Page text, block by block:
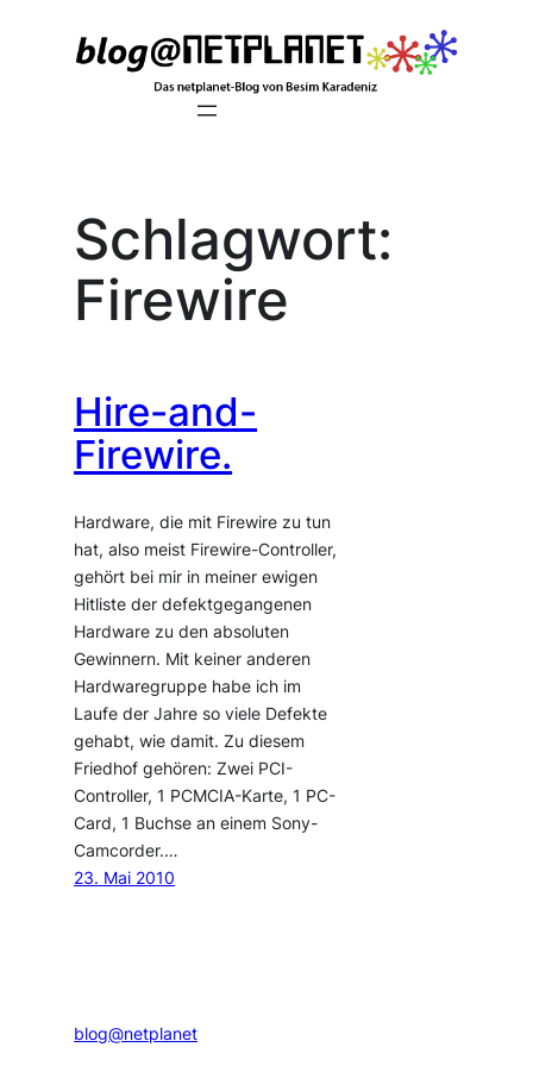
Schlagwort:
Firewire
Hire-and-
Firewire.
Hardware, die mit Firewire zu tun
hat, also meist Firewire-Controller,
gehört bei mir in meiner ewigen
Hitliste der defektgegangenen
Hardware zu den absoluten
Gewinnern. Mit keiner anderen
Hardwaregruppe habe ich im
Laufe der Jahre so viele Defekte
gehabt, wie damit. Zu diesem
Friedhof gehören: Zwei PCI-
Controller, 1 PCMCIA-Karte, 1 PC-
Card, 1 Buchse an einem Sony-
Camcorder.…
23. Mai 2010
blog@netplanet